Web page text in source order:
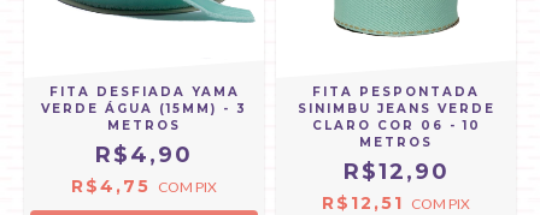
FITA DESFIADA YAMA
VERDE ÁGUA (15MM) - 3
METROS
R$4,90
R$4,75 COM PIX
FITA PESPONTADA
SINIMBU JEANS VERDE
CLARO COR 06 - 10
METROS
R$12,90
R$12,51 COM PIX